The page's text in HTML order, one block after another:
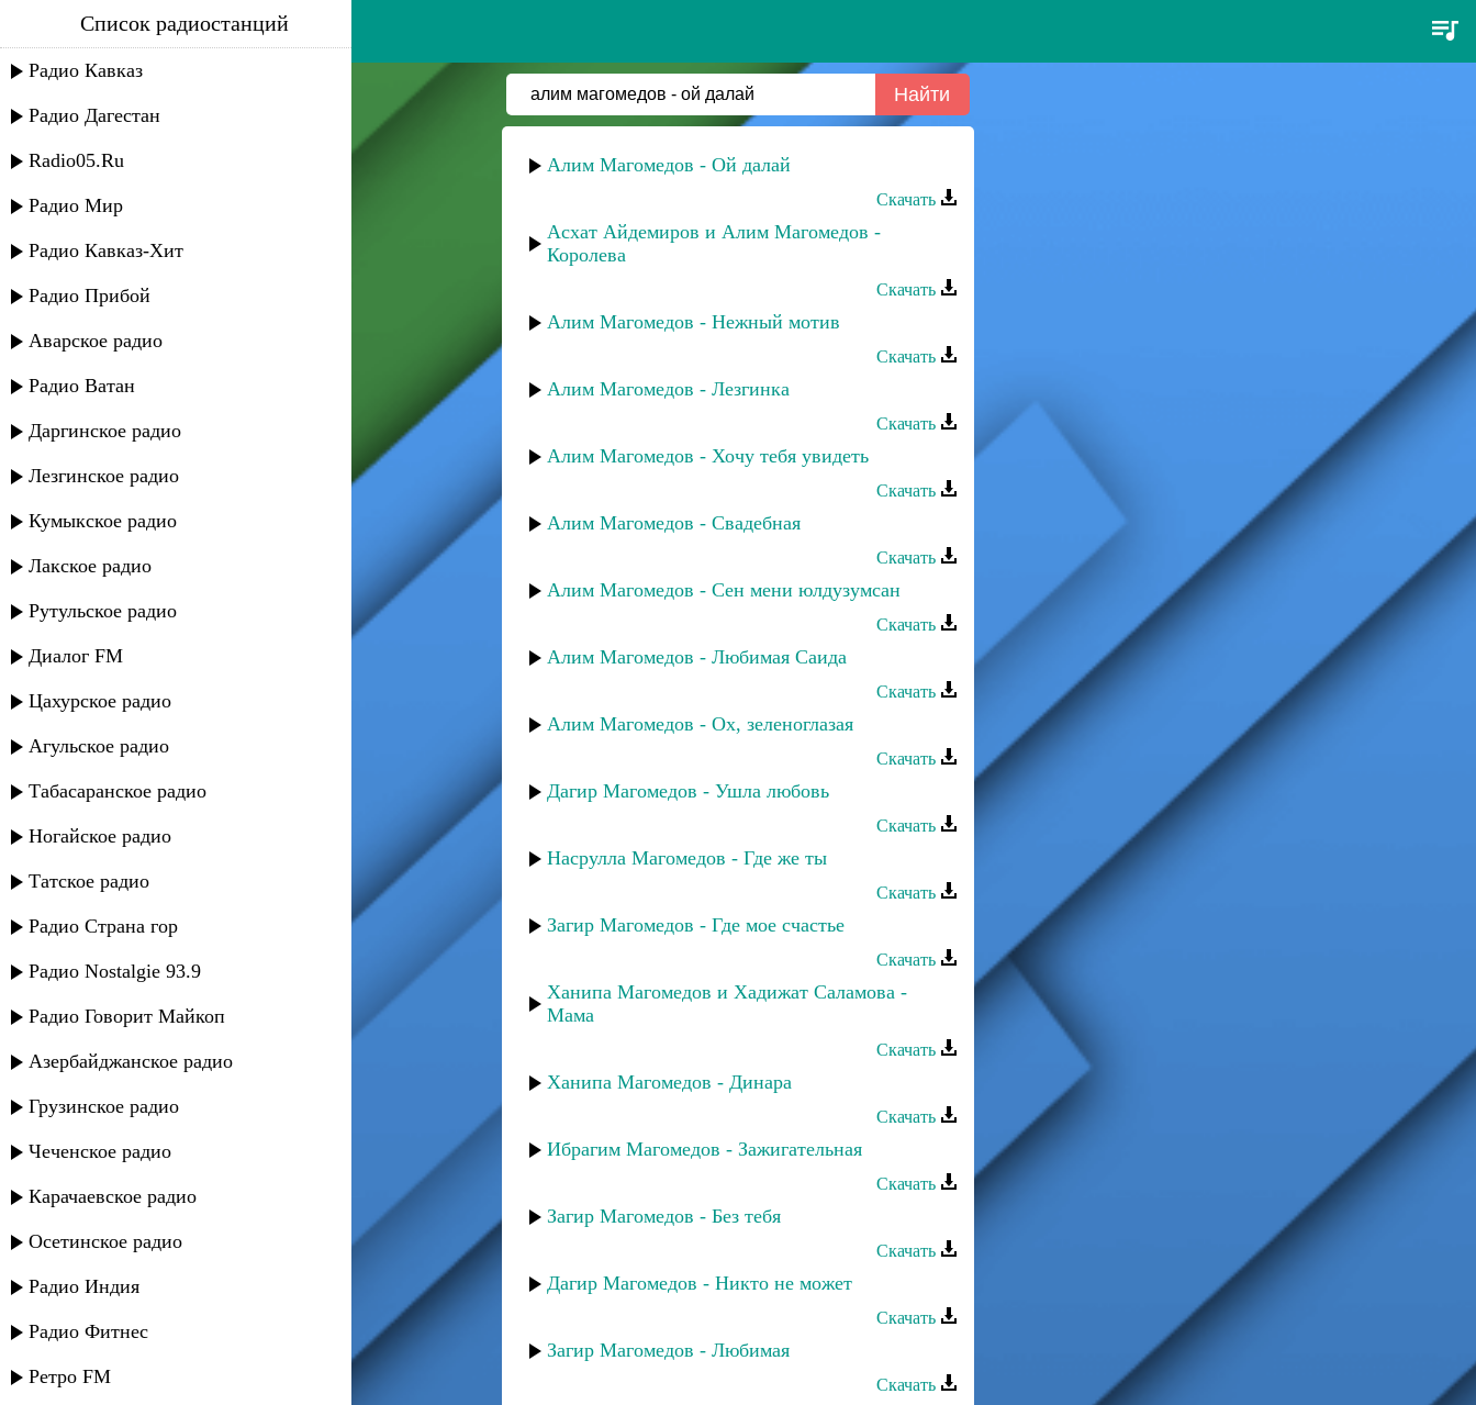
алим магомедов - ой далай
Список радиостанций
Радио Кавказ
Радио Дагестан
Radio05.Ru
Радио Мир
Радио Кавказ-Хит
Радио Прибой
Аварское радио
Радио Ватан
Даргинское радио
Лезгинское радио
Кумыкское радио
Лакское радио
Рутульское радио
Диалог FM
Цахурское радио
Агульское радио
Табасаранское радио
Ногайское радио
Татское радио
Радио Страна гор
Радио Nostalgie 93.9
Радио Говорит Майкоп
Азербайджанское радио
Грузинское радио
Чеченское радио
Карачаевское радио
Осетинское радио
Радио Индия
Радио Фитнес
Ретро FM
Алим Магомедов - Ой далай
Скачать
Асхат Айдемиров и Алим Магомедов -
Королева
Скачать
Алим Магомедов - Нежный мотив
Скачать
Алим Магомедов - Лезгинка
Скачать
Алим Магомедов - Хочу тебя увидеть
Скачать
Алим Магомедов - Свадебная
Скачать
Алим Магомедов - Сен мени юлдузумсан
Скачать
Алим Магомедов - Любимая Саида
Скачать
Алим Магомедов - Ох, зеленоглазая
Скачать
Дагир Магомедов - Ушла любовь
Скачать
Насрулла Магомедов - Где же ты
Скачать
Загир Магомедов - Где мое счастье
Скачать
Ханипа Магомедов и Хадижат Саламова -
Мама
Скачать
Ханипа Магомедов - Динара
Скачать
Ибрагим Магомедов - Зажигательная
Скачать
Загир Магомедов - Без тебя
Скачать
Дагир Магомедов - Никто не может
Скачать
Загир Магомедов - Любимая
Скачать